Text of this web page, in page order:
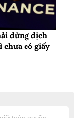
dừng dịch
chưa có giấy